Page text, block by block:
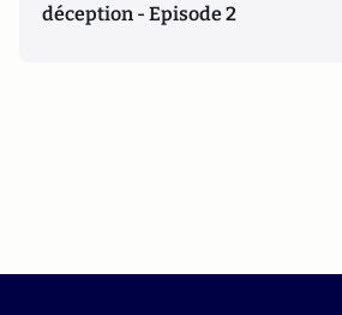
déception - Episode 2